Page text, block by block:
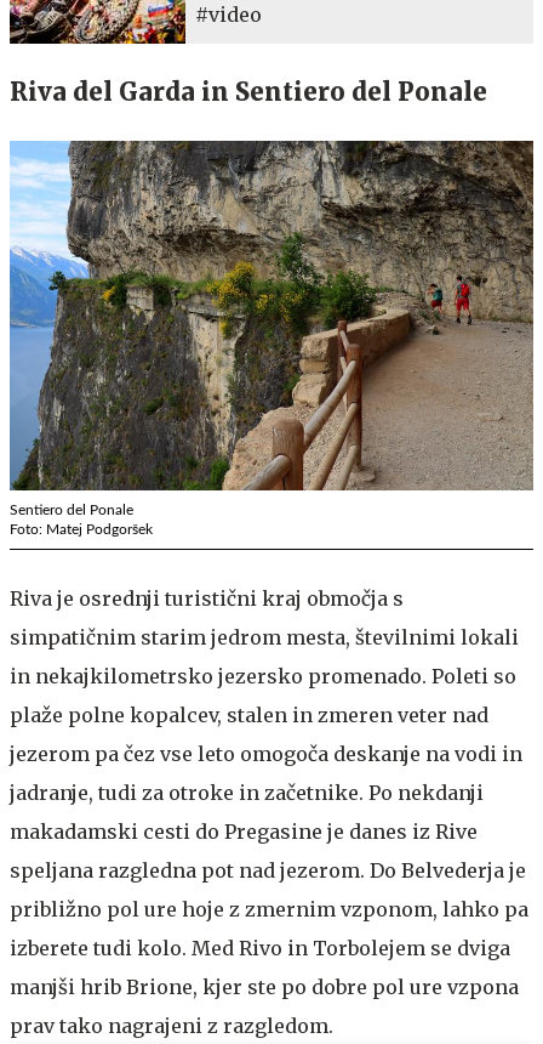
#video
Riva del Garda in Sentiero del Ponale
Sentiero del Ponale
Foto: Matej Podgoršek
Riva je osrednji turistični kraj območja s
simpatičnim starim jedrom mesta, številnimi lokali
in nekajkilometrsko jezersko promenado. Poleti so
plaže polne kopalcev, stalen in zmeren veter nad
jezerom pa čez vse leto omogoča deskanje na vodi in
jadranje, tudi za otroke in začetnike. Po nekdanji
makadamski cesti do Pregasine je danes iz Rive
speljana razgledna pot nad jezerom. Do Belvederja je
približno pol ure hoje z zmernim vzponom, lahko pa
izberete tudi kolo. Med Rivo in Torbolejem se dviga
manjši hrib Brione, kjer ste po dobre pol ure vzpona
prav tako nagrajeni z razgledom.